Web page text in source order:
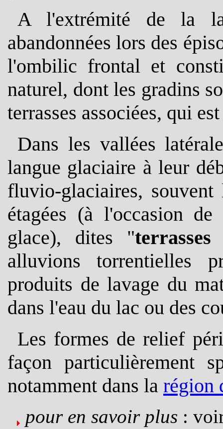
A l'extrémité de la
abandonnées lors des
l'ombilic frontal et
naturel, dont les gradins
terrasses associées, qui
Dans les vallées
langue glaciaire à leur
fluvio-glaciaires, souvent
étagées (à l'occasion
glace), dites "
alluvions torrentielles
produits de lavage du
dans l'eau du lac ou des
Les formes de relief
façon particulièrement
notamment dans la région
pour en savoir plus :